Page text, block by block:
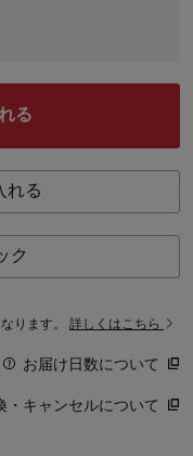
る
れる
ク
ります。 詳しくはこちら
お届け日数について
・キャンセルについて